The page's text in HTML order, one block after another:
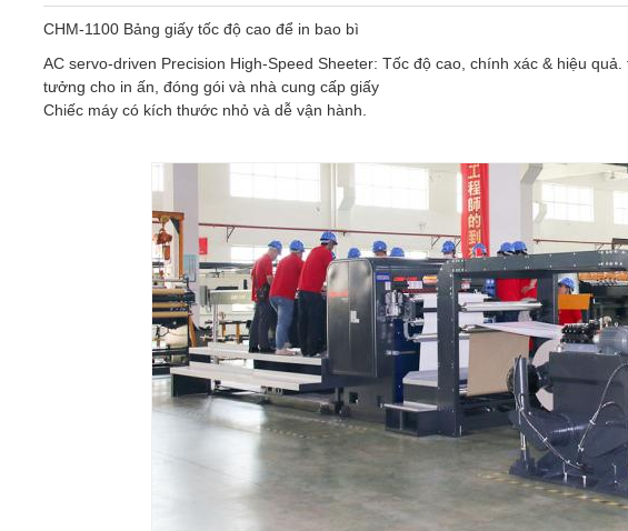
CHM-1100 Bảng giấy tốc độ cao để in bao bì
AC servo-driven Precision High-Speed Sheeter: Tốc độ cao, chính xác & hiệu
tưởng cho in ấn, đóng gói và nhà cung cấp giấy
Chiếc máy có kích thước nhỏ và dễ vận hành.